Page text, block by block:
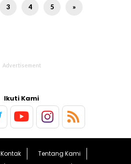
3 4 5 »
Ikuti Kami
Kontak
Tentang Kami